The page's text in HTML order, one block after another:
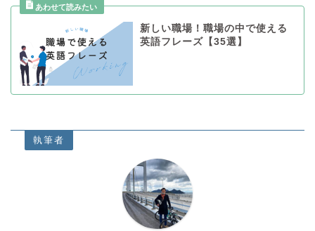
新しい職場！職場の中で使える
英語フレーズ【35選】
執筆者